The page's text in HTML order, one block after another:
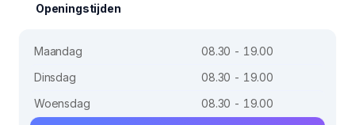
Openingstijden
Maandag
08.30 - 19.00
Dinsdag
08.30 - 19.00
Woensdag
08.30 - 19.00